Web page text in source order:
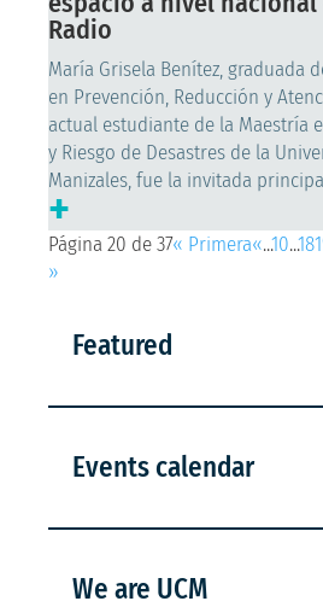
Radio
María Grisela Benítez, graduada
en Prevención, Reducción y
actual estudiante de la Maestría
y Riesgo de Desastres de la
Manizales, fue la invitada
+
Página 20 de 37« Primera«...10...18
»
Featured
Events calendar
We are UCM